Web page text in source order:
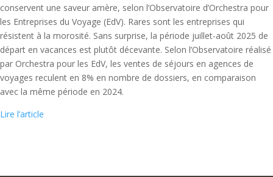
conservent une saveur amère, selon l’Observatoire d’Orchestra pour
les Entreprises du Voyage (EdV). Rares sont les entreprises qui
résistent à la morosité. Sans surprise, la période juillet-août 2025 de
départ en vacances est plutôt décevante. Selon l’Observatoire réalisé
par Orchestra pour les EdV, les ventes de séjours en agences de
voyages reculent en 8% en nombre de dossiers, en comparaison
avec la même période en 2024.
Lire l’article